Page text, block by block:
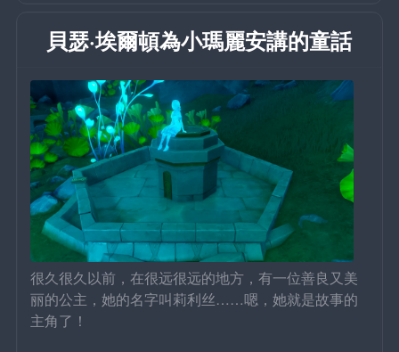
貝瑟·埃爾頓為小瑪麗安講的童話
很久很久以前，在很远很远的地方，有一位善良又美
丽的公主，她的名字叫莉利丝……嗯，她就是故事的
主角了！